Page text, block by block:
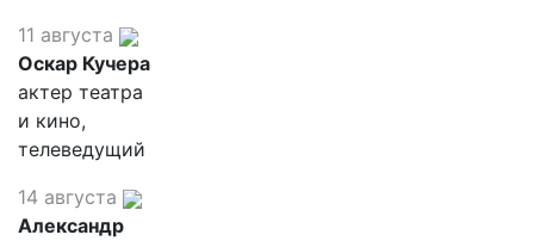
11 августа
Оскар Кучера
актер театра
и кино,
телеведущий
14 августа
Александр